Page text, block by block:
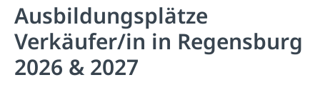
Ausbildungsplätze
Verkäufer/in in Regensburg
2026 & 2027